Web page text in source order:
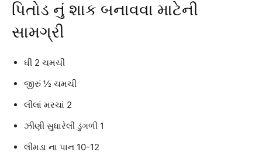
પિતોડ નું શાક બનાવવા માટેની
સામગ્રી
ઘી 2 ચમચી
જીરું ½ ચમચી
લીલાં મરચાં 2
ઝીણી સુધારેલી ડુંગળી 1
લીમડા ના પાન 10-12